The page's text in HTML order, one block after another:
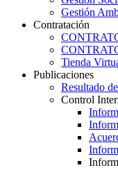
Gestión
Contratación
Tienda
Publicaciones
Resultado
Control